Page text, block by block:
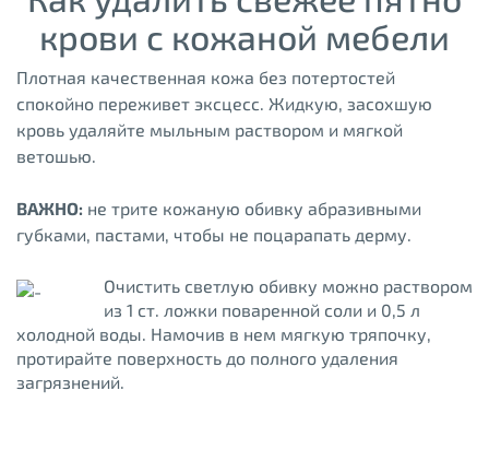
крови с кожаной мебели
Плотная качественная кожа без потертостей
спокойно переживет эксцесс. Жидкую, засохшую
кровь удаляйте мыльным раствором и мягкой
ветошью.
ВАЖНО: не трите кожаную обивку абразивными
губками, пастами, чтобы не поцарапать дерму.
Очистить светлую обивку можно раствором
из 1 ст. ложки поваренной соли и 0,5 л
холодной воды. Намочив в нем мягкую тряпочку,
протирайте поверхность до полного удаления
загрязнений.